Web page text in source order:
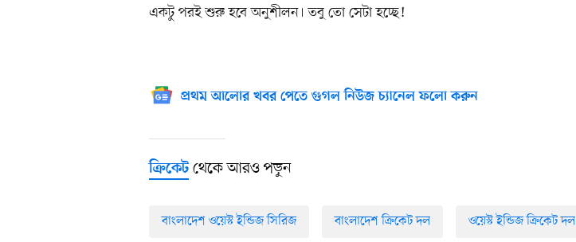
একটু পরই শুরু হবে অনুশীলন। তবু তো সেটা হচ্ছে!
প্রথম আলোর খবর পেতে গুগল নিউজ চ্যানেল ফলো করুন
ক্রিকেটথেকে আরও পড়ুন
বাংলাদেশ ওয়েস্ট ইন্ডিজ সিরিজ বাংলাদেশ ক্রিকেট দল ওয়েস্ট ইন্ডিজ ক্রিকেট দল